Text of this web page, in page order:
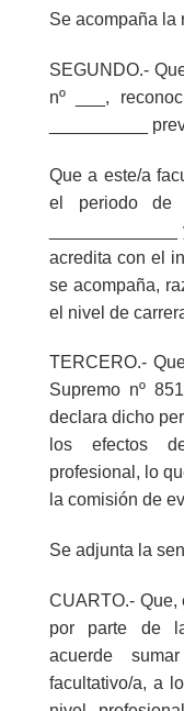
Se acompaña la
SEGUNDO.-
nº ___,
__________
Que a este/a
el periodo de
acredita con el
se acompaña,
el nivel de
TERCERO.-
Supremo nº
declara dicho
los efectos
profesional, lo
la comisión de
Se adjunta la
CUARTO.- Que,
por parte de
acuerde
facultativo/a, a